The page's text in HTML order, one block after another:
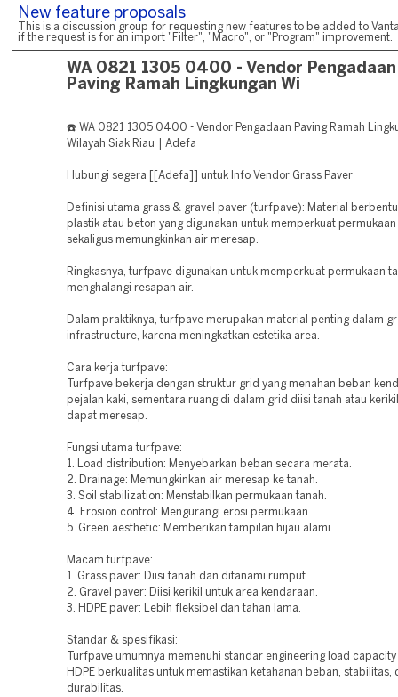
New feature proposals
This is a discussion group for requesting new features to be added to
if the request is for an import "Filter", "Macro", or "Program" improvement.
WA 0821 1305 0400 - Vendor Pengadaan
Paving Ramah Lingkungan Wi
☎️ WA 0821 1305 0400 - Vendor Pengadaan Paving Ramah
Wilayah Siak Riau | Adefa
Hubungi segera [[Adefa]] untuk Info Vendor Grass Paver
Definisi utama grass & gravel paver (turfpave): Material
plastik atau beton yang digunakan untuk memperkuat permukaan
sekaligus memungkinkan air meresap.
Ringkasnya, turfpave digunakan untuk memperkuat permukaan
menghalangi resapan air.
Dalam praktiknya, turfpave merupakan material penting dalam
infrastructure, karena meningkatkan estetika area.
Cara kerja turfpave:
Turfpave bekerja dengan struktur grid yang menahan beban
pejalan kaki, sementara ruang di dalam grid diisi tanah atau
dapat meresap.
Fungsi utama turfpave:
1. Load distribution: Menyebarkan beban secara merata.
2. Drainage: Memungkinkan air meresap ke tanah.
3. Soil stabilization: Menstabilkan permukaan tanah.
4. Erosion control: Mengurangi erosi permukaan.
5. Green aesthetic: Memberikan tampilan hijau alami.
Macam turfpave:
1. Grass paver: Diisi tanah dan ditanami rumput.
2. Gravel paver: Diisi kerikil untuk area kendaraan.
3. HDPE paver: Lebih fleksibel dan tahan lama.
Standar & spesifikasi:
Turfpave umumnya memenuhi standar engineering load
HDPE berkualitas untuk memastikan ketahanan beban, stabilitas,
durabilitas.